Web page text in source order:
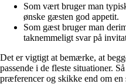
Som vært bruger man
ønske gæsten god appetit.
Som gæst bruger man
taknemmeligt svar på
Det er vigtigt at bemærke, at
passende i de fleste situationer.
præferencer og skikke end om en